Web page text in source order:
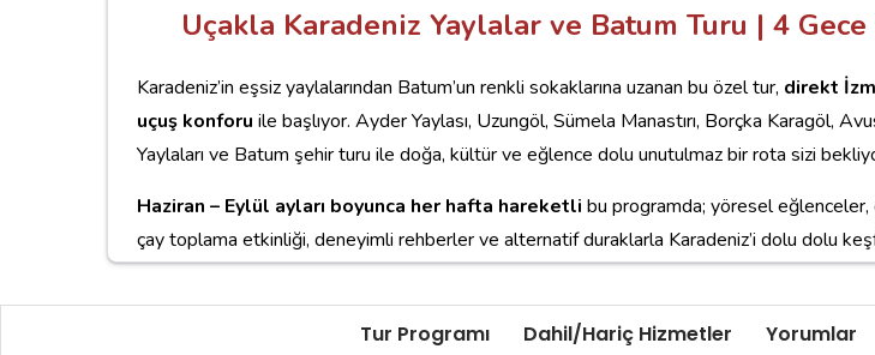
Uçakla Karadeniz Yaylalar ve Batum Turu | 4 Gece
Karadeniz’in eşsiz yaylalarından Batum’un renkli sokaklarına uzanan bu özel tur, direkt
uçuş konforu ile başlıyor. Ayder Yaylası, Uzungöl, Sümela Manastırı, Borçka Karagöl,
Yaylaları ve Batum şehir turu ile doğa, kültür ve eğlence dolu unutulmaz bir rota sizi
Haziran – Eylül ayları boyunca her hafta hareketli bu programda; yöresel eğlenceler,
çay toplama etkinliği, deneyimli rehberler ve alternatif duraklarla Karadeniz’i dolu dolu
Tur Programı Dahil/Hariç Hizmetler Yorumlar